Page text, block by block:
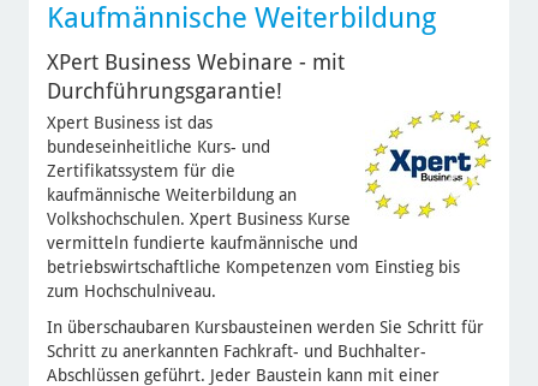
Kaufmännische Weiterbildung
XPert Business Webinare - mit
Durchführungsgarantie!
Xpert Business ist das
bundeseinheitliche Kurs- und
Zertifikatssystem für die
kaufmännische Weiterbildung an
Volkshochschulen. Xpert Business Kurse
vermitteln fundierte kaufmännische und
betriebswirtschaftliche Kompetenzen vom Einstieg bis
zum Hochschulniveau.
In überschaubaren Kursbausteinen werden Sie Schritt für
Schritt zu anerkannten Fachkraft- und Buchhalter-
Abschlüssen geführt. Jeder Baustein kann mit einer